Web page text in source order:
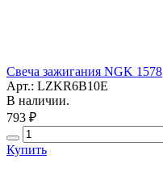
Свеча зажигания NGK 1578
Арт.: LZKR6B10E
В наличии.
793 ₽
Купить